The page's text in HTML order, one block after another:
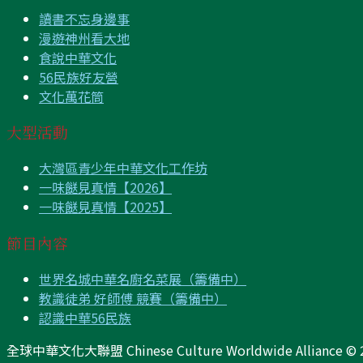
讀書不忘身邊事
漫遊神州看大地
食說中華文化
56民族好友營
文化萬花筒
大型活動
大灣區青少年中華文化工作坊
一味餸見真情【2026】
一味餸見真情【2025】
節目內容
世界名城中華名廚名菜展（籌備中）
教識徒弟 好師傅 競賽（籌備中）
認識中華56民族
全球中華文化大聯盟 Chinese Culture Worldwide Alliance ©